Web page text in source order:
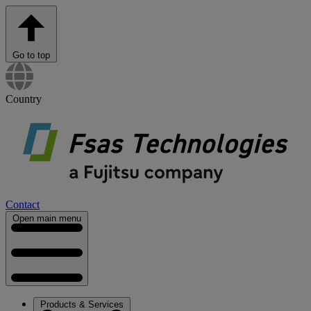
Go to top
Country
Contact
Open main menu
Products & Services